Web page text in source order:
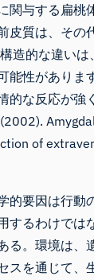
関与する扁桃
皮質は、その
造的な違い
能性がありま
的な反応が強
of
的要因は行動
するわけでは
る。環境は
スを通じて、